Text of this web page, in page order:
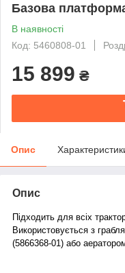
Базова
В наявності
Код: 5460808-01
15 899 ₴
Опис
Опис
Підходить для всіх
Використовується з
(5866368-01 ) або